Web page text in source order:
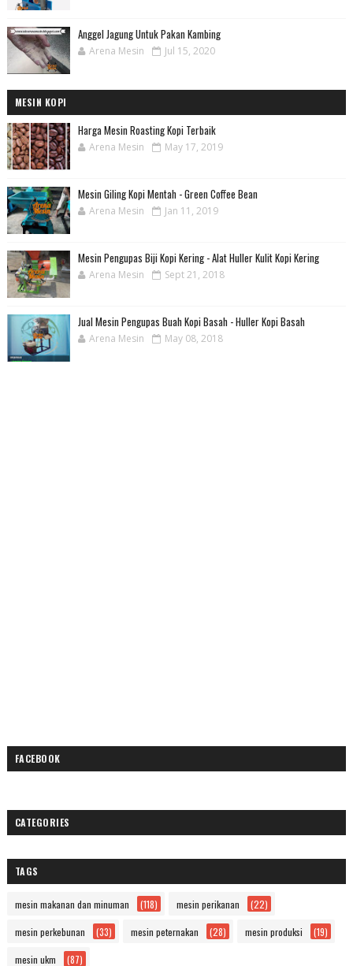
Anggel Jagung Untuk Pakan Kambing
Arena Mesin Jul 15, 2020
MESIN KOPI
Harga Mesin Roasting Kopi Terbaik
Arena Mesin May 17, 2019
Mesin Giling Kopi Mentah - Green Coffee Bean
Arena Mesin Jan 11, 2019
Mesin Pengupas Biji Kopi Kering - Alat Huller Kulit Kopi Kering
Arena Mesin Sept 21, 2018
Jual Mesin Pengupas Buah Kopi Basah - Huller Kopi Basah
Arena Mesin May 08, 2018
FACEBOOK
CATEGORIES
TAGS
mesin makanan dan minuman (118) mesin perikanan (22)
mesin perkebunan (33) mesin peternakan (28) mesin produksi (19)
mesin ukm (87)